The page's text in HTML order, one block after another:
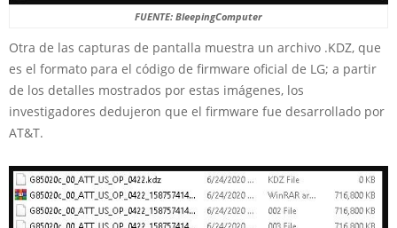
FUENTE: BleepingComputer
Otra de las capturas de pantalla muestra un archivo .KDZ, que
es el formato para el código de firmware oficial de LG; a partir
de los detalles mostrados por estas imágenes, los
investigadores dedujeron que el firmware fue desarrollado por
AT&T.